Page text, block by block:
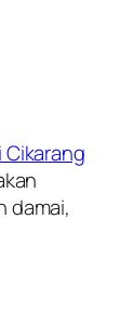
Cikarang
damai,